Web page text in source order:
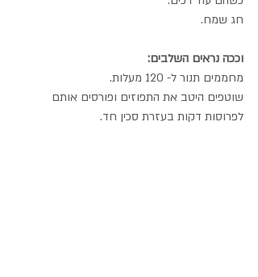
חג שמח.
וככה נראים השלבים:
מחממים תנור ל- 120 מעלות.
שוטפים היטב את התפוזים ופורסים אותם
לפרוסות דקות בעזרת סכין חד.